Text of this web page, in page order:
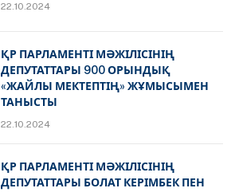
22.10.2024
ҚР ПАРЛАМЕНТІ МӘЖІЛІСІНІҢ
ДЕПУТАТТАРЫ 900 ОРЫНДЫҚ
«ЖАЙЛЫ МЕКТЕПТІҢ» ЖҰМЫСЫМЕН
ТАНЫСТЫ
22.10.2024
ҚР ПАРЛАМЕНТІ МӘЖІЛІСІНІҢ
ДЕПУТАТТАРЫ БОЛАТ КЕРІМБЕК ПЕН